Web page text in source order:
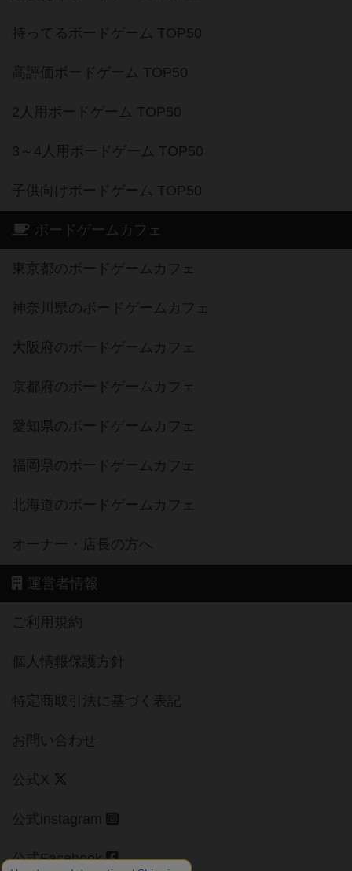
持ってるボードゲーム TOP50
高評価ボードゲーム TOP50
2人用ボードゲーム TOP50
3～4人用ボードゲーム TOP50
子供向けボードゲーム TOP50
ボードゲームカフェ
東京都のボードゲームカフェ
神奈川県のボードゲームカフェ
大阪府のボードゲームカフェ
京都府のボードゲームカフェ
愛知県のボードゲームカフェ
福岡県のボードゲームカフェ
北海道のボードゲームカフェ
オーナー・店長の方へ
運営者情報
ご利用規約
個人情報保護方針
特定商取引法に基づく表記
お問い合わせ
公式X
公式instagram
公式Facebook